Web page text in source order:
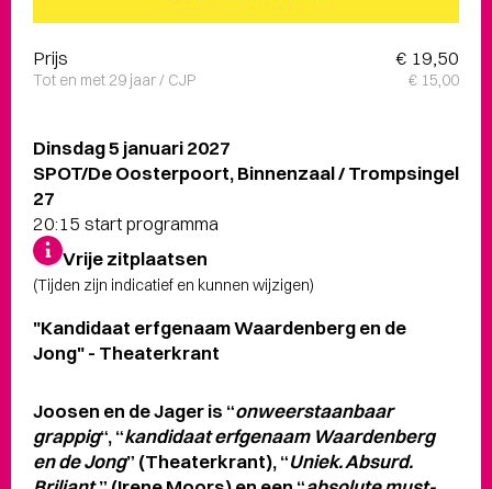
Dinsdag 5 januari 2027
SPOT/De Oosterpoort, Binnenzaal / Trompsingel
27
20:15 start programma
Vrije zitplaatsen
(Tijden zijn indicatief en kunnen wijzigen)
"Kandidaat erfgenaam Waardenberg en de
Jong" - Theaterkrant
Joosen en de Jager is “onweerstaanbaar
grappig“, “kandidaat erfgenaam Waardenberg
en de Jong” (Theaterkrant), “Uniek. Absurd.
Prijs € 19,50
Tot en met 29 jaar / CJP € 15,00